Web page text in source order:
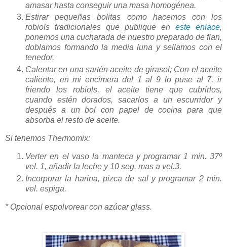
amasar hasta conseguir una masa homogénea.
Estirar pequeñas bolitas como hacemos con los
robiols tradicionales que publique en este enlace,
ponemos una cucharada de nuestro preparado de flan,
doblamos formando la media luna y sellamos con el
tenedor.
Calentar en una sartén aceite de girasol; Con el aceite
caliente, en mi encimera del 1 al 9 lo puse al 7, ir
friendo los robiols, el aceite tiene que cubrirlos,
cuando estén dorados, sacarlos a un escurridor y
después a un bol con papel de cocina para que
absorba el resto de aceite.
Si tenemos Thermomix:
Verter en el vaso la manteca y programar 1 min. 37º
vel. 1, añadir la leche y 10 seg. mas a vel.3.
Incorporar la harina, pizca de sal y programar 2 min.
vel. espiga.
* Opcional espolvorear con azúcar glass.